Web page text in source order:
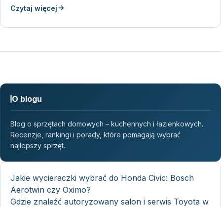
Czytaj więcej
O blogu
Blog o sprzętach domowych – kuchennych i łazienkowych.
Recenzje, rankingi i porady, które pomagają wybrać
najlepszy sprzęt.
Jakie wycieraczki wybrać do Honda Civic: Bosch
Aerotwin czy Oximo?
Gdzie znaleźć autoryzowany salon i serwis Toyota w